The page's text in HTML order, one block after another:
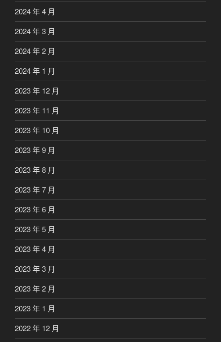
2024 年 4 月
2024 年 3 月
2024 年 2 月
2024 年 1 月
2023 年 12 月
2023 年 11 月
2023 年 10 月
2023 年 9 月
2023 年 8 月
2023 年 7 月
2023 年 6 月
2023 年 5 月
2023 年 4 月
2023 年 3 月
2023 年 2 月
2023 年 1 月
2022 年 12 月